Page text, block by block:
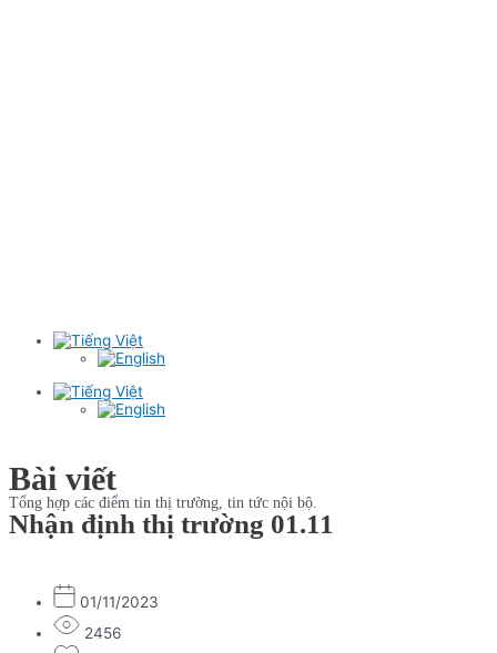
Bài viết
Tổng hợp các điểm tin thị trường, tin tức nội bộ.
Nhận định thị trường 01.11
01/11/2023
2456